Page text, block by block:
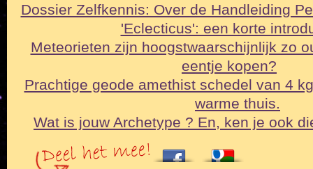
Dossier Zelfkennis: Over de Handleiding
'Eclecticus': een korte
Meteorieten zijn hoogstwaarschijnlijk zo
eentje kopen?
Prachtige geode amethist schedel van 4
warme thuis.
Wat is jouw Archetype ? En, ken je ook